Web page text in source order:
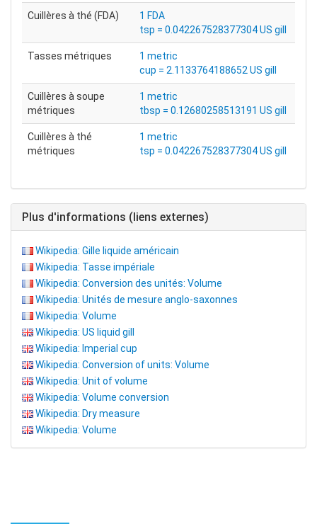
Cuillères à thé (FDA)
1 FDA
tsp = 0.042267528377304 US gill
Tasses métriques
1 metric
cup = 2.1133764188652 US gill
Cuillères à soupe
métriques
1 metric
tbsp = 0.12680258513191 US gill
Cuillères à thé
métriques
1 metric
tsp = 0.042267528377304 US gill
Plus d'informations (liens externes)
Wikipedia: Gille liquide américain
Wikipedia: Tasse impériale
Wikipedia: Conversion des unités: Volume
Wikipedia: Unités de mesure anglo-saxonnes
Wikipedia: Volume
Wikipedia: US liquid gill
Wikipedia: Imperial cup
Wikipedia: Conversion of units: Volume
Wikipedia: Unit of volume
Wikipedia: Volume conversion
Wikipedia: Dry measure
Wikipedia: Volume